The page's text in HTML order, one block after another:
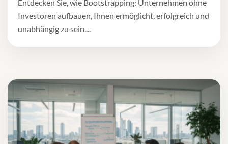
Entdecken Sie, wie Bootstrapping: Unternehmen ohne
Investoren aufbauen, Ihnen ermöglicht, erfolgreich und
unabhängig zu sein....